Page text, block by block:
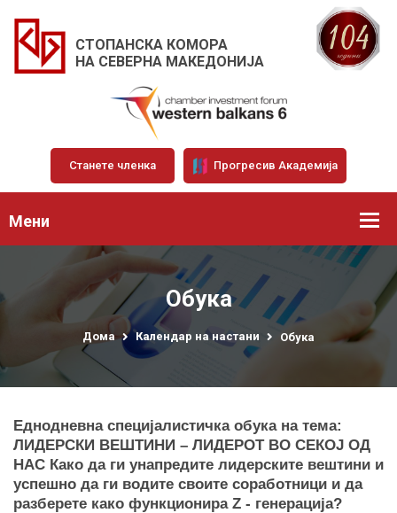
СТОПАНСКА КОМОРА
НА СЕВЕРНА МАКЕДОНИЈА
Станете членка Прогресив Академија
Мени
Обука
Дома Календар на настани Обука
Еднодневна специјалистичка обука на тема:
ЛИДЕРСКИ ВЕШТИНИ – ЛИДЕРОТ ВО СЕКОЈ ОД
НАС Како да ги унапредите лидерските вештини и
успешно да ги водите своите соработници и да
разберете како функционира Z - генерација?